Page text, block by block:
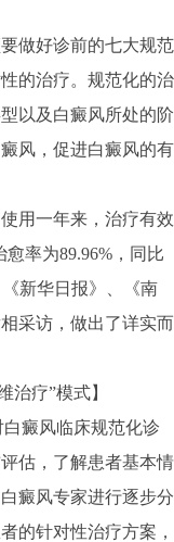
做好诊前的七大规范
的治疗。规范化的治
以及白癜风所处的阶
风，促进白癜风的有
用一年来，治疗有效
愈率为89.96%，同比
《新华日报》、《南
采访，做出了详实而
疗”模式】
癜风临床规范化诊
估，了解患者基本情
癜风专家进行逐步分
的针对性治疗方案，